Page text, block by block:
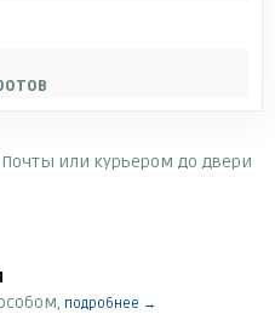
или курьером до двери
подробнее →